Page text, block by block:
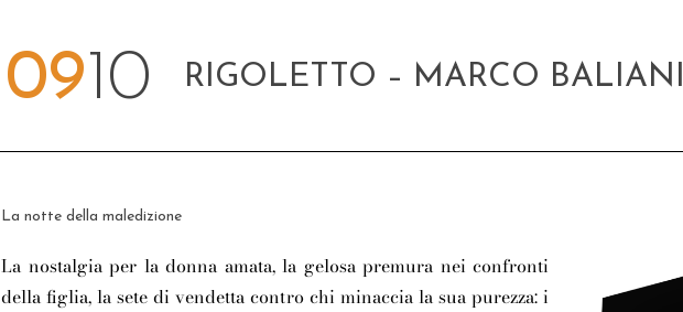
NEWS
0910 RIGOLETTO – MARCO BALIANI
La notte della maledizione
La nostalgia per la donna amata, la gelosa premura nei confronti
della figlia, la sete di vendetta contro chi minaccia la sua purezza: i